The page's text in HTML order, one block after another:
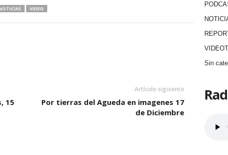
VIDEO
15
Artículo siguiente
Por tierras del Agueda en imagenes 17
de Diciembre
Sin